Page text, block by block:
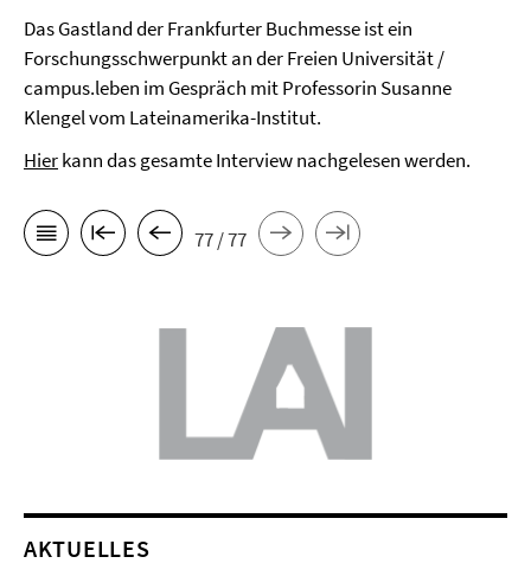
Das Gastland der Frankfurter Buchmesse ist ein
Forschungsschwerpunkt an der Freien Universität /
campus.leben im Gespräch mit Professorin Susanne
Klengel vom Lateinamerika-Institut.
Hierkann das gesamte Interview nachgelesen werden.
77 / 77
AKTUELLES